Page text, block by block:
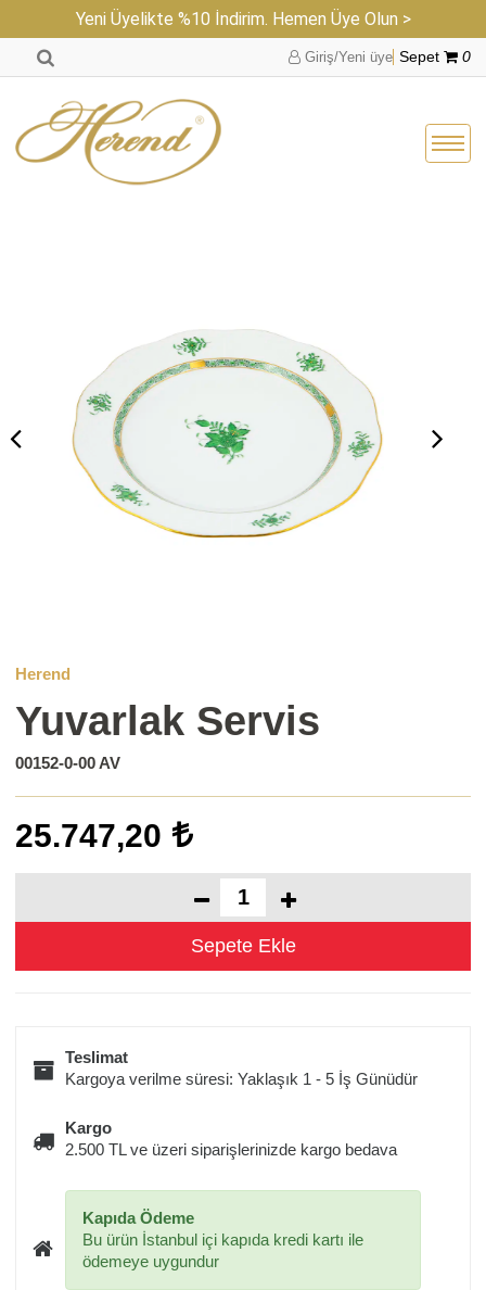
Yeni Üyelikte %10 İndirim. Hemen Üye Olun >
Giriş/Yeni üye Sepet 0
Herend
Yuvarlak Servis
00152-0-00 AV
25.747,20
Teslimat
Kargoya verilme süresi: Yaklaşık 1 - 5 İş Günüdür
Kargo
2.500 TL ve üzeri siparişlerinizde kargo bedava
Kapıda Ödeme
Bu ürün İstanbul içi kapıda kredi kartı ile
ödemeye uygundur